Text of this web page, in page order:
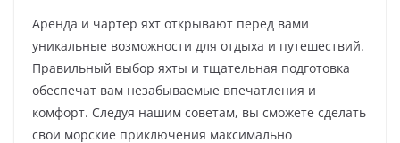
Аренда и чартер яхт открывают перед вами
уникальные возможности для отдыха и путешествий.
Правильный выбор яхты и тщательная подготовка
обеспечат вам незабываемые впечатления и
комфорт. Следуя нашим советам, вы сможете сделать
свои морские приключения максимально